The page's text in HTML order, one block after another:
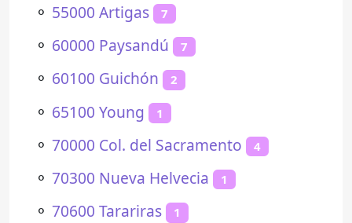
⚬ 55000 Artigas 7
⚬ 60000 Paysandú 7
⚬ 60100 Guichón 2
⚬ 65100 Young 1
⚬ 70000 Col. del Sacramento 4
⚬ 70300 Nueva Helvecia 1
⚬ 70600 Tarariras 1